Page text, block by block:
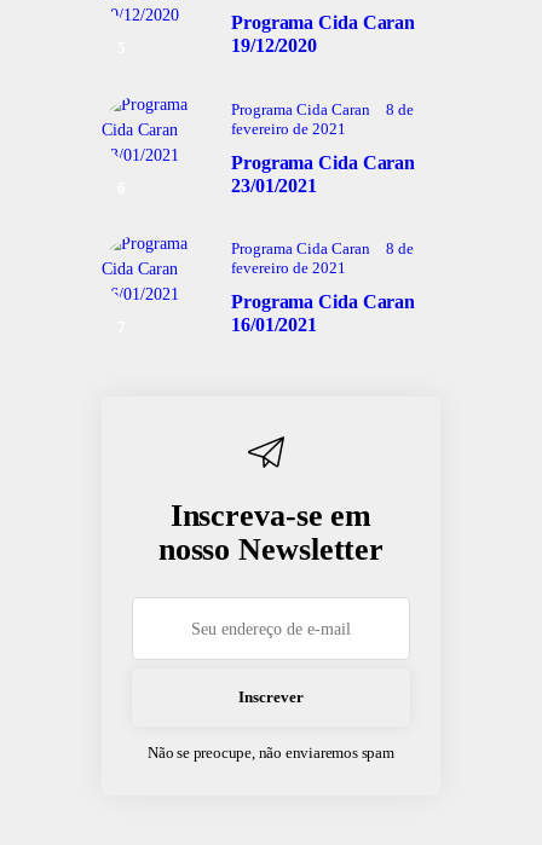
Programa Cida Caran
19/12/2020
Programa Cida Caran
8 de
fevereiro de 2021
Programa Cida Caran
23/01/2021
Programa Cida Caran
8 de
fevereiro de 2021
Programa Cida Caran
16/01/2021
Inscreva-se em
nosso Newsletter
Não se preocupe, não enviaremos spam